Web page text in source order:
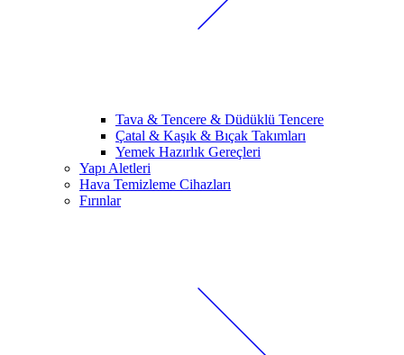
Tava & Tencere & Düdüklü Tencere
Çatal & Kaşık & Bıçak Takımları
Yemek Hazırlık Gereçleri
Yapı Aletleri
Hava Temizleme Cihazları
Fırınlar